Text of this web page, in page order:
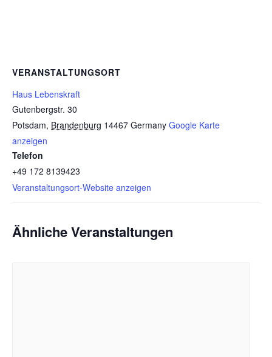
VERANSTALTUNGSORT
Haus Lebenskraft
Gutenbergstr. 30
Potsdam, Brandenburg 14467 Germany Google Karte
anzeigen
Telefon
+49 172 8139423
Veranstaltungsort-Website anzeigen
Ähnliche Veranstaltungen